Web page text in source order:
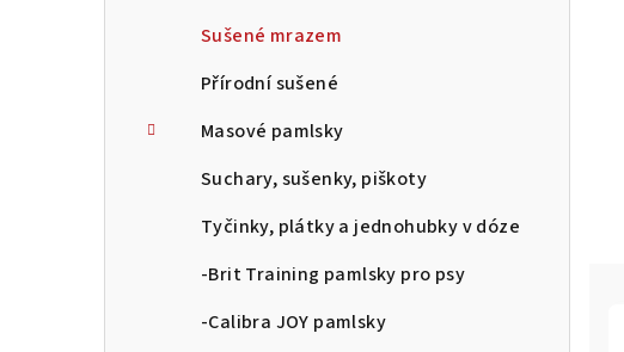
Sušené mrazem
Přírodní sušené
Masové pamlsky
Suchary, sušenky, piškoty
Tyčinky, plátky a jednohubky v dóze
-Brit Training pamlsky pro psy
-Calibra JOY pamlsky